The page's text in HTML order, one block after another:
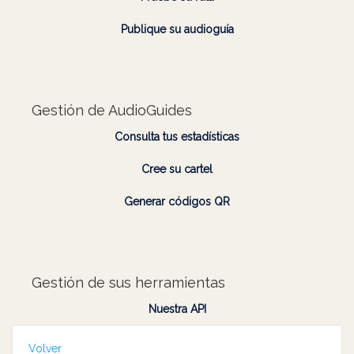
Publique su audioguía
Gestión de AudioGuides
Consulta tus estadísticas
Cree su cartel
Generar códigos QR
Gestión de sus herramientas
Nuestra API
Volver